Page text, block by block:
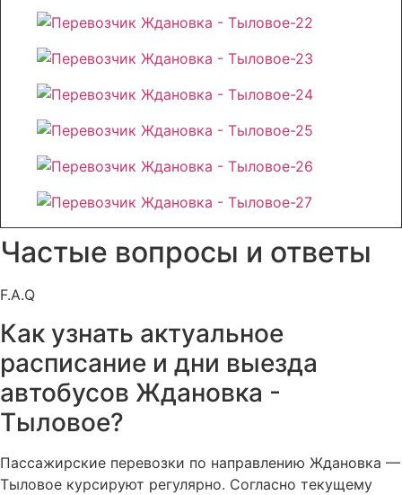
Частые вопросы и ответы
F.A.Q
Как узнать актуальное
расписание и дни выезда
автобусов Ждановка -
Тыловое?
Пассажирские перевозки по направлению Ждановка —
Тыловое курсируют регулярно. Согласно текущему